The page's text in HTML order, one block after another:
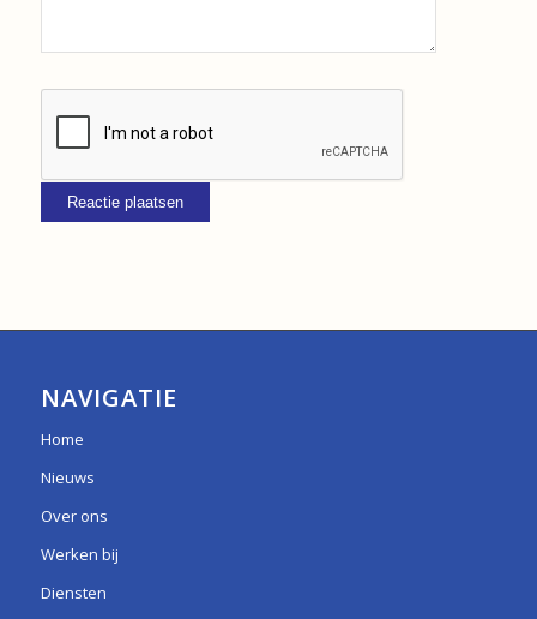
NAVIGATIE
Home
Nieuws
Over ons
Werken bij
Diensten